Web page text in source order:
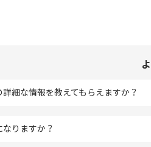
細な情報を教えてもらえますか？
りますか？